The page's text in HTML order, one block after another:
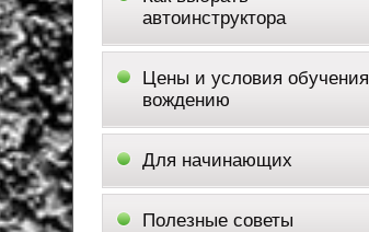
автоинструктора
Цены и условия обучения
вождению
Для начинающих
Полезные советы